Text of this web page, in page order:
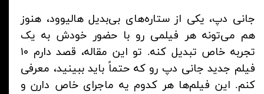
جانی دپ، یکی از ستاره‌های بی‌بدیل هالیوود، هنوز
هم می‌تونه هر فیلمی رو با حضور خودش به یک
تجربه خاص تبدیل کنه. تو این مقاله، قصد دارم ۱۰
فیلم جدید جانی دپ رو که حتماً باید ببینید، معرفی
کنم. این فیلم‌ها هر کدوم یه ماجرای خاص دارن و